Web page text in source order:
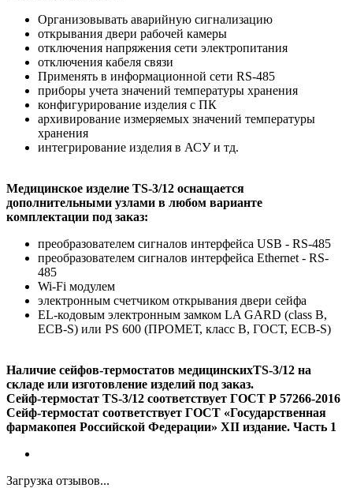
Организовывать аварийную сигнализацию
открывания двери рабочей камеры
отключения напряжения сети электропитания
отключения кабеля связи
Применять в информационной сети RS-485
приборы учета значений температуры хранения
конфигурирование изделия с ПК
архивирование измеряемых значений температуры
хранения
интегрирование изделия в АСУ и тд.
Медицинское изделие TS-3/12 оснащается
дополнительными узлами в любом варианте
комплектации под заказ:
преобразователем сигналов интерфейса USB - RS-485
преобразователем сигналов интерфейса Ethernet - RS-
485
Wi-Fi модулем
электронным счетчиком открывания двери сейфа
EL-кодовым электронным замком LA GARD (class B,
ECB-S) или PS 600 (ПРОМЕТ, класс В, ГОСТ, ECB-S)
Наличие сейфов-термостатов медицинскихTS-3/12 на
складе или изготовление изделий под заказ.
Сейф-термостат TS-3/12 соответствует ГОСТ Р 57266-2016
Сейф-термостат соответствует ГОСТ «Государственная
фармакопея Российской Федерации» XII издание. Часть 1
Загрузка отзывов...